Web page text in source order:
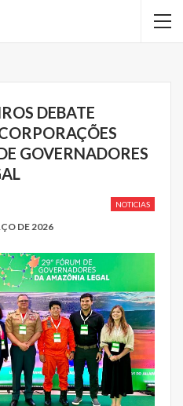
DEBATE
GOVERNADORES
NOTICIAS
DE 2026